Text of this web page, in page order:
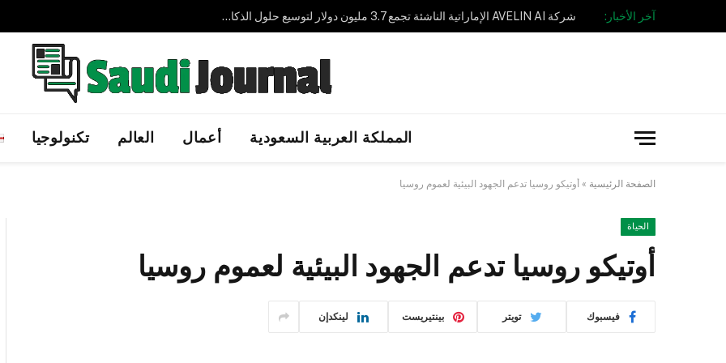
آخر الأخبار: شركة AVELIN AI الإماراتية الناشئة تجمع 3.7 مليون دولار لتوسيع حلول الذكاء الاصطناعي السيادي عالميًا
المملكة العربية السعودية أعمال العالم تكنولوجيا
الصفحة الرئيسية » أوتيكو روسيا تدعم الجهود البيئية لعموم روسيا
الحياة
أوتيكو روسيا تدعم الجهود البيئية لعموم روسيا
فيسبوك تويتر بينتيريست لينكدإن